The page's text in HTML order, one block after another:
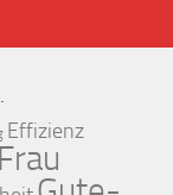
Effizienz
Frau